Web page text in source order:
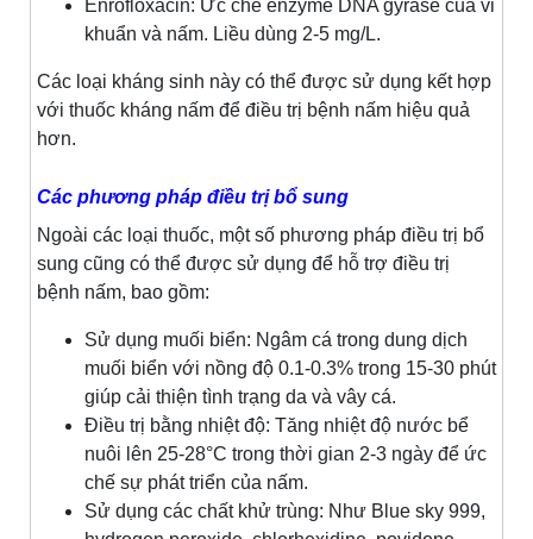
Enrofloxacin: Ức chế enzyme DNA gyrase của vi
khuẩn và nấm. Liều dùng 2-5 mg/L.
Các loại kháng sinh này có thể được sử dụng kết hợp
với thuốc kháng nấm để điều trị bệnh nấm hiệu quả
hơn.
Các phương pháp điều trị bổ sung
Ngoài các loại thuốc, một số phương pháp điều trị bổ
sung cũng có thể được sử dụng để hỗ trợ điều trị
bệnh nấm, bao gồm:
Sử dụng muối biển: Ngâm cá trong dung dịch
muối biển với nồng độ 0.1-0.3% trong 15-30 phút
giúp cải thiện tình trạng da và vây cá.
Điều trị bằng nhiệt độ: Tăng nhiệt độ nước bể
nuôi lên 25-28°C trong thời gian 2-3 ngày để ức
chế sự phát triển của nấm.
Sử dụng các chất khử trùng: Như Blue sky 999,